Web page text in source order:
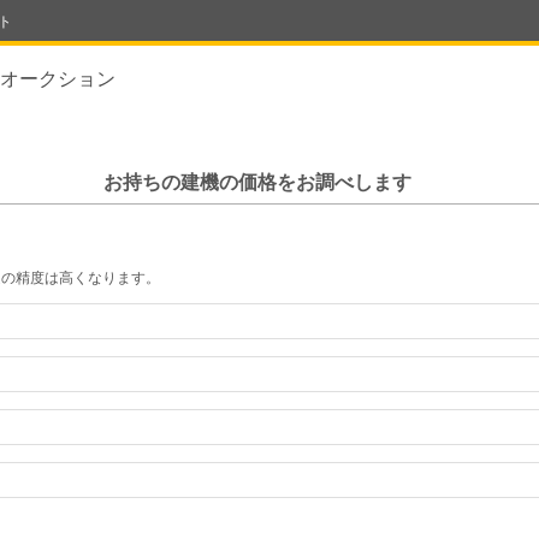
オークション
お持ちの建機の価格をお調べします
精度は高くなります。